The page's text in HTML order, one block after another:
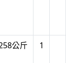
公斤 1